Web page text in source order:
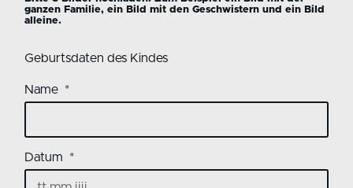
ganzen Familie, ein Bild mit den Geschwistern und ein Bild
alleine.
Geburtsdaten des Kindes
Name
Datum